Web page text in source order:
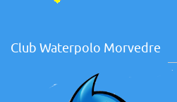
Club Waterpolo Morvedre